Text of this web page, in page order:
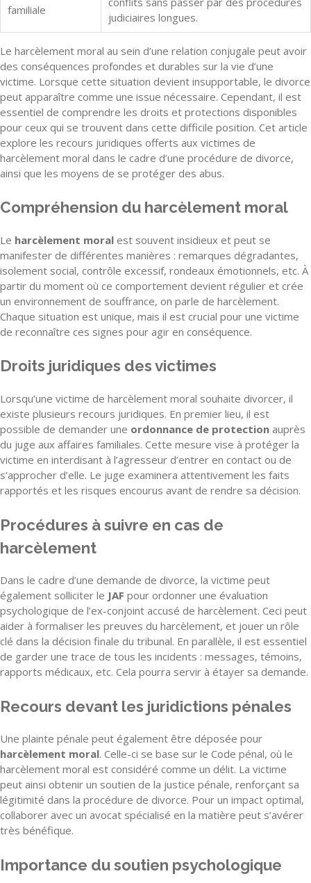
familiale
judiciaires longues.
Le harcèlement moral au sein d’une relation conjugale peut avoir
des conséquences profondes et durables sur la vie d’une
victime. Lorsque cette situation devient insupportable, le divorce
peut apparaître comme une issue nécessaire. Cependant, il est
essentiel de comprendre les droits et protections disponibles
pour ceux qui se trouvent dans cette difficile position. Cet article
explore les recours juridiques offerts aux victimes de
harcèlement moral dans le cadre d’une procédure de divorce,
ainsi que les moyens de se protéger des abus.
Compréhension du harcèlement moral
Le harcèlement moral est souvent insidieux et peut se
manifester de différentes manières : remarques dégradantes,
isolement social, contrôle excessif, rondeaux émotionnels, etc. À
partir du moment où ce comportement devient régulier et crée
un environnement de souffrance, on parle de harcèlement.
Chaque situation est unique, mais il est crucial pour une victime
de reconnaître ces signes pour agir en conséquence.
Droits juridiques des victimes
Lorsqu’une victime de harcèlement moral souhaite divorcer, il
existe plusieurs recours juridiques. En premier lieu, il est
possible de demander une ordonnance de protection auprès
du juge aux affaires familiales. Cette mesure vise à protéger la
victime en interdisant à l’agresseur d’entrer en contact ou de
s’approcher d’elle. Le juge examinera attentivement les faits
rapportés et les risques encourus avant de rendre sa décision.
Procédures à suivre en cas de
harcèlement
Dans le cadre d’une demande de divorce, la victime peut
également solliciter le JAF pour ordonner une évaluation
psychologique de l’ex-conjoint accusé de harcèlement. Ceci peut
aider à formaliser les preuves du harcèlement, et jouer un rôle
clé dans la décision finale du tribunal. En parallèle, il est essentiel
de garder une trace de tous les incidents : messages, témoins,
rapports médicaux, etc. Cela pourra servir à étayer sa demande.
Recours devant les juridictions pénales
Une plainte pénale peut également être déposée pour
harcèlement moral. Celle-ci se base sur le Code pénal, où le
harcèlement moral est considéré comme un délit. La victime
peut ainsi obtenir un soutien de la justice pénale, renforçant sa
légitimité dans la procédure de divorce. Pour un impact optimal,
collaborer avec un avocat spécialisé en la matière peut s’avérer
très bénéfique.
Importance du soutien psychologique